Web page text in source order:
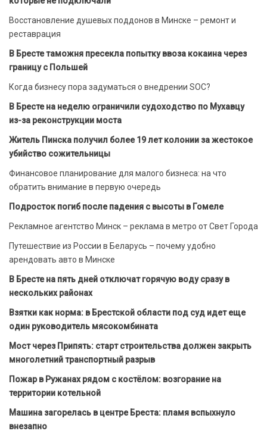
Восстановление душевых поддонов в Минске – ремонт и
реставрация
В Бресте таможня пресекла попытку ввоза кокаина через
границу с Польшей
Когда бизнесу пора задуматься о внедрении SOC?
В Бресте на неделю ограничили судоходство по Мухавцу
из-за реконструкции моста
Житель Пинска получил более 19 лет колонии за жестокое
убийство сожительницы
Финансовое планирование для малого бизнеса: на что
обратить внимание в первую очередь
Подросток погиб после падения с высоты в Гомеле
Рекламное агентство Минск – реклама в метро от Свет Города
Путешествие из России в Беларусь – почему удобно
арендовать авто в Минске
В Бресте на пять дней отключат горячую воду сразу в
нескольких районах
Взятки как норма: в Брестской области под суд идет еще
один руководитель мясокомбината
Мост через Припять: старт строительства должен закрыть
многолетний транспортный разрыв
Пожар в Ружанах рядом с костёлом: возгорание на
территории котельной
Машина загорелась в центре Бреста: пламя вспыхнуло
внезапно